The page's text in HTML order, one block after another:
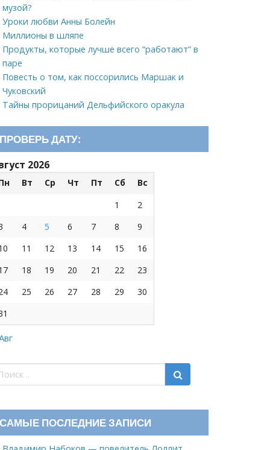
музой?
Уроки любви Анны Болейн
Миллионы в шляпе
Продукты, которые лучше всего “работают” в
паре
Повесть о том, как поссорились Маршак и
Чуковский
Тайны прорицаний Дельфийского оракула
ПРОВЕРЬ ДАТУ:
2026
Вт Ср Чт Пт Сб
Вс
1
2
4 5 6 7 8
9
11 12 13 14 15
16
18 19 20 21 22
23
25 26 27 28 29
30
САМЫЕ ПОСЛЕДНИЕ ЗАПИСИ